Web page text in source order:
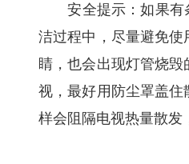
安全提示：如果有条
洁过程中，尽量避免
睛，也会出现灯管烧
视，最好用防尘罩盖
样会阻隔电视热量散发